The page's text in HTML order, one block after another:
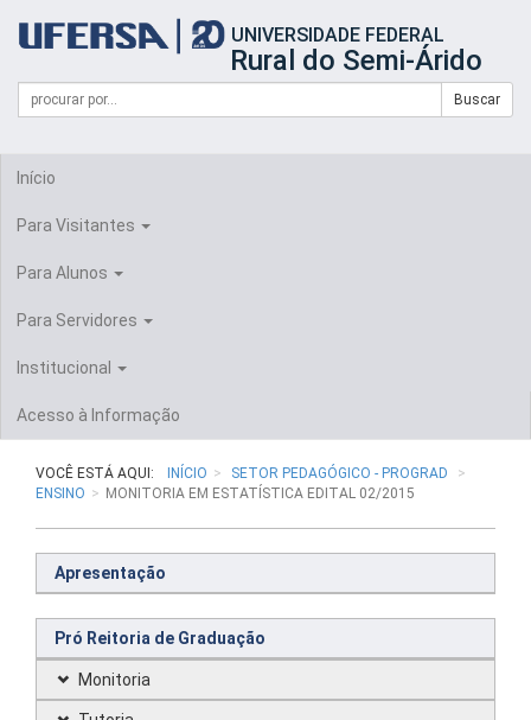
portal
UFERSA
UNIVERSIDADE FEDERAL
Rural do Semi-Árido
Formulário
Busca
Campo
de
Buscar
Início
Para Visitantes
Para Alunos
Para Servidores
Institucional
Acesso à Informação
VOCÊ ESTÁ AQUI: INÍCIO
SETOR PEDAGÓGICO - PROGRAD
ENSINO
MONITORIA EM ESTATÍSTICA EDITAL 02/2015
Apresentação
Pró Reitoria de Graduação
Monitoria